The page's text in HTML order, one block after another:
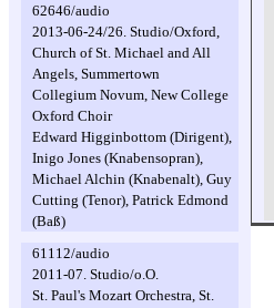
62646/audio
2013-06-24/26. Studio/Oxford,
Church of St. Michael and All
Angels, Summertown
Collegium Novum, New College
Oxford Choir
Edward Higginbottom (Dirigent),
Inigo Jones (Knabensopran),
Michael Alchin (Knabenalt), Guy
Cutting (Tenor), Patrick Edmond
(Baß)
61112/audio
2011-07. Studio/o.O.
St. Paul's Mozart Orchestra, St.